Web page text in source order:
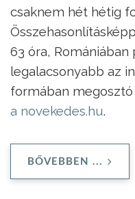
csaknem hét hétig
63 óra, Romániában
legalacsonyabb az
formában megosztó
a novekedes.hu.
BŐVEBBEN ...